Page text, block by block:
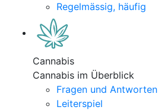
Regelmässig, häufig
Cannabis
Cannabis im Überblick
Fragen und Antworten
Leiterspiel